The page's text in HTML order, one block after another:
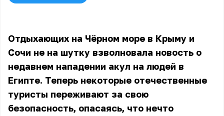
Отдыхающих на Чёрном море в Крыму и
Сочи не на шутку взволновала новость о
недавнем нападении акул на людей в
Египте. Теперь некоторые отечественные
туристы переживают за свою
безопасность, опасаясь, что нечто